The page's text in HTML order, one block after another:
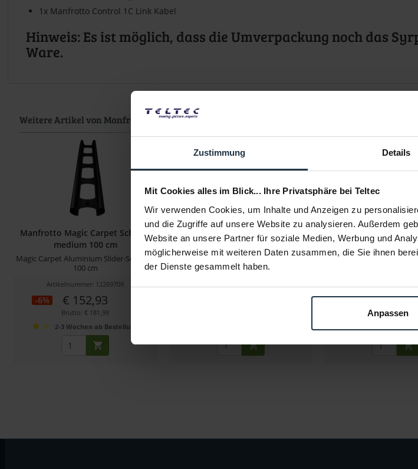
Zustimmung Details
Mit Cookies alles im Blick... Ihre Privatsphäre bei Teltec
Wir verwenden Cookies, um Inhalte und Anzeigen zu
und die Zugriffe auf unsere Website zu analysieren. Außerdem
Website an unsere Partner für soziale Medien, Werbung und
möglicherweise mit weiteren Daten zusammen, die Sie ihnen
der Dienste gesammelt haben.
Anpassen
1x Manfrotto Control 1C Link Kabel
Hinweis: Es ist möglich, dass die Umverpackung noch das
Ware.
Weitere Artikel von Manfrotto ansehen
Manfrotto Magic Carpet Schiene
medium 100 cm
Magic Carpet Aluminium Slider-Schiene,
100 cm
Artikelnummer: 12269709
-6% € 152,93
Brutto: € 181,99
2-3 Wochen ab Bestellung
Manfrotto Genie Micro
All-in-One Fernsteuerung für spiegellose
und...
Manfrotto Magic
Endkappen und
Schlitten mit
€
Brutto: €